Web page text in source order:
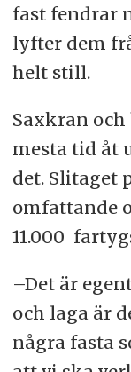
fast fendrar
lyfter dem
helt still.
Saxkran
mesta tid åt
det. Slitaget
omfattande
11.000
–Det är
och laga är
några fasta